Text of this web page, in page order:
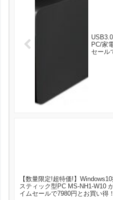
PC/家
セール
【数量限定!超特価!】
スティック型PC MS-NH1-W10
イムセールで7980円とお買い得！